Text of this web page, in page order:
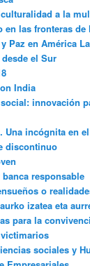
a la
en las fronteras
Paz en América
el Sur
India
innovación
Una incógnita en
discontinuo
banca responsable
o
izatea eta
para la
sociales y